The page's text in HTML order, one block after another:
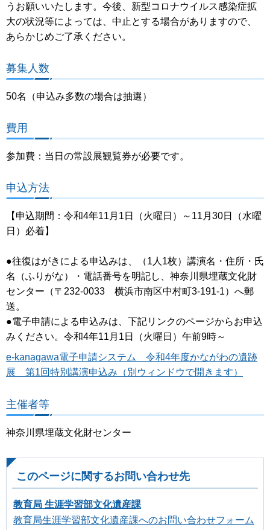
うお願いいたします。今後、新型コロナウイルス感染症拡
大の状況等によっては、中止とする場合がありますので、
あらかじめご了承ください。
募集人数
50名（申込み多数の場合は抽選）
費用
参加費：当日の常設展観覧券が必要です。
申込方法
【申込期間：令和4年11月1日（火曜日）～11月30日（水曜
日）必着】
●往復はがきによる申込みは、（1人1枚）講演名・住所・氏
名（ふりがな）・電話番号を明記し、神奈川県埋蔵文化財
センター（〒232-0033 横浜市南区中村町3-191-1）へ郵
送。
●電子申請による申込みは、下記リンクのページからお申込
みください。令和4年11月1日（火曜日）午前9時～
e-kanagawa電子申請システム 令和4年度かながわの遺跡
展 第1回特別講演申込み（別ウィンドウで開きます）
主催者等
神奈川県埋蔵文化財センター
このページに関するお問い合わせ先
教育局 生涯学習部文化遺産課
教育局生涯学習部文化遺産課へのお問い合わせフォーム